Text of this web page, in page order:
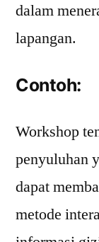
dalam
lapangan.
Contoh:
Workshop
penyuluhan
dapat
metode